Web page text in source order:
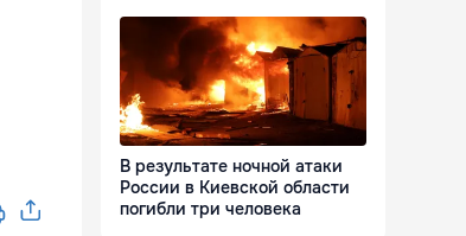
В результате ночной атаки
России в Киевской области
погибли три человека